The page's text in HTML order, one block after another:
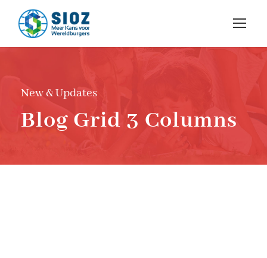
New & Updates
Blog Grid 3 Columns